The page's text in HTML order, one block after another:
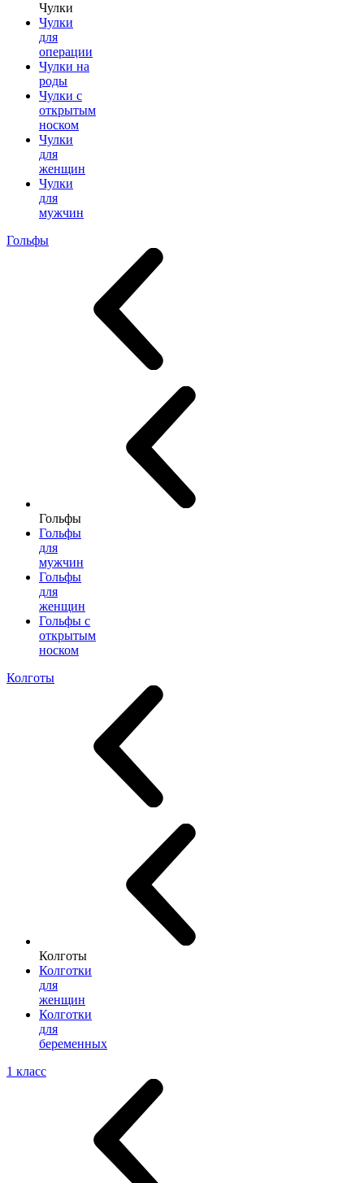
Чулки
Чулки
для
операции
Чулки на
роды
Чулки с
открытым
носком
Чулки
для
женщин
Чулки
для
мужчин
Гольфы
Гольфы
Гольфы
для
мужчин
Гольфы
для
женщин
Гольфы с
открытым
носком
Колготы
Колготы
Колготки
для
женщин
Колготки
для
беременных
1 класс